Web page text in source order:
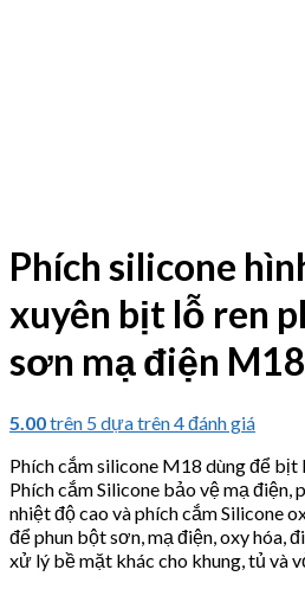
Phích silicone
xuyên bịt lỗ ren
sơn mạ điện M18
5.00trên 5 dựa trên4đánh giá
Phích cắm silicone M18 dùng để
Phích cắm Silicone bảo vệ mạ điện,
nhiệt độ cao và phích cắm Silicone
để phun bột sơn, mạ điện, oxy hóa,
xử lý bề mặt khác cho khung, tủ và